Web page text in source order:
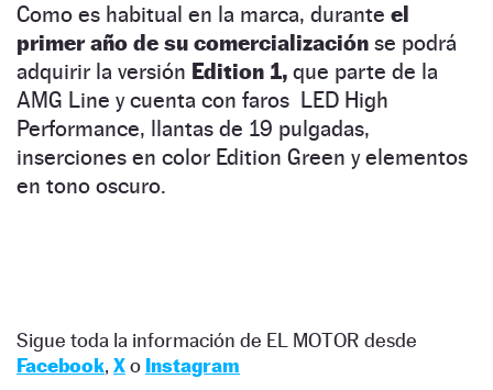
Como es habitual en la marca, durante el
primer año de su comercialización se podrá
adquirir la versión Edition 1, que parte de la
AMG Line y cuenta con faros LED High
Performance, llantas de 19 pulgadas,
inserciones en color Edition Green y elementos
en tono oscuro.
Sigue toda la información de EL MOTOR desde
Facebook, Xo Instagram